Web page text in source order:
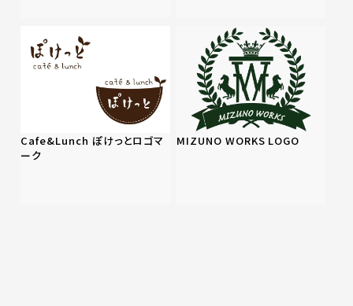
Cafe&Lunch ぽけっとロゴマ
ーク
MIZUNO WORKS LOGO